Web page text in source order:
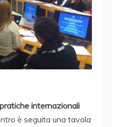
internazionali
è seguita una tavola